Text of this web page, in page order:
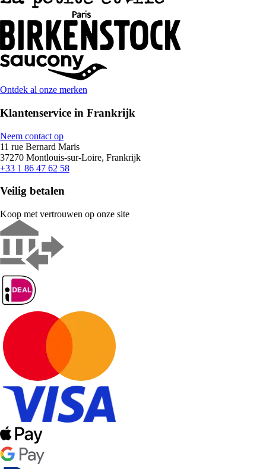
Ontdek al onze merken
Klantenservice in Frankrijk
Neem contact op
11 rue Bernard Maris
37270 Montlouis-sur-Loire, Frankrijk
+33 1 86 47 62 58
Veilig betalen
Koop met vertrouwen op onze site